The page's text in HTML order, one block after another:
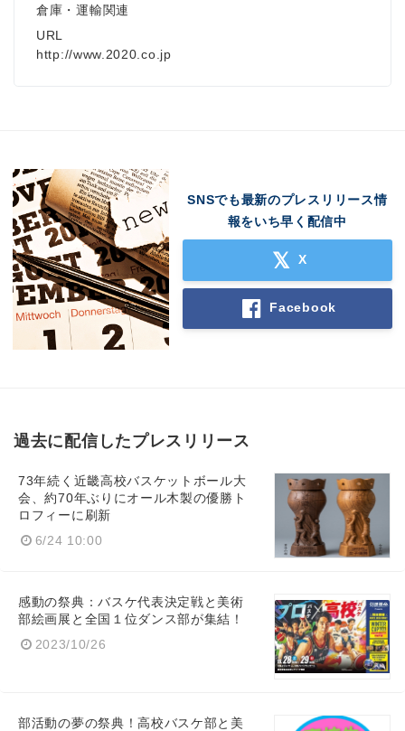
倉庫・運輸関連
URL
http://www.2020.co.jp
SNSでも最新のプレスリリース情
報をいち早く配信中
X
Facebook
過去に配信したプレスリリース
73年続く近畿高校バスケットボール大
会、約70年ぶりにオール木製の優勝ト
ロフィーに刷新
6/24 10:00
感動の祭典：バスケ代表決定戦と美術
部絵画展と全国１位ダンス部が集結！
2023/10/26
部活動の夢の祭典！高校バスケ部と美